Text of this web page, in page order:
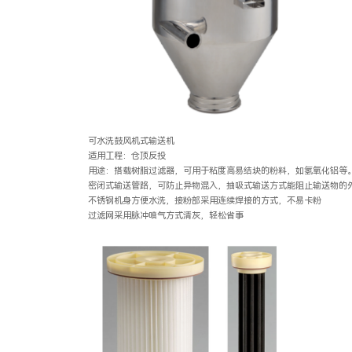
可水洗鼓风机式输送机
适用工程：仓顶反投
用途：搭载树脂过滤器，可用于粘度高易结块的粉料，如氢氧化铝等
密闭式输送管路，可防止异物混入，抽吸式输送方式能阻止输送物的
不锈钢机身方便水洗，接粉部采用连续焊接的方式，不易卡粉
过滤网采用脉冲喷气方式清灰，轻松省事